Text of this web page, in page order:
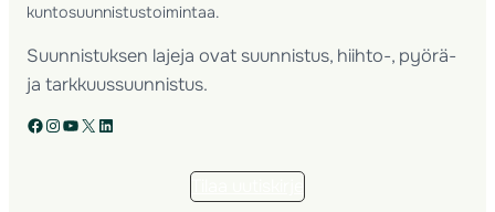
kuntosuunnistustoimintaa.
Suunnistuksen lajeja ovat suunnistus, hiihto-, pyörä-
ja tarkkuussuunnistus.
Facebook Instagram YouTube X LinkedIn